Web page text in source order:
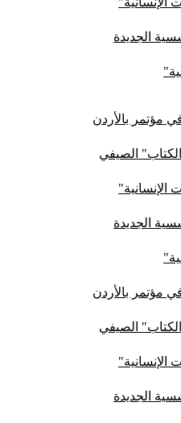
الجديدة
مؤتمر بالأردن
الصيفي
الجديدة
مؤتمر بالأردن
الصيفي
الجديدة